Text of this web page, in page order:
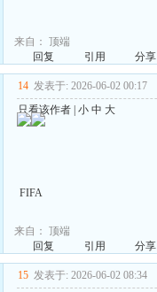
来自： 顶端
回复
引用 分享
14 发表于: 2026-06-02 00:17
只看该作者| 小 中 大
FIFA
来自： 顶端
回复
引用 分享
15 发表于: 2026-06-02 08:34